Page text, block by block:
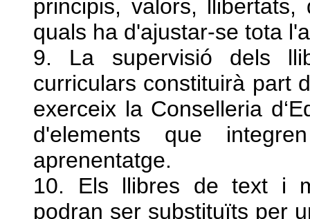
principis, valors,
quals ha d'ajustar-se tota
9. La supervisió dels
curriculars constituirà part
exerceix la Conselleria
d'elements que
aprenentatge.
10. Els llibres de text i
podran ser substituïts per